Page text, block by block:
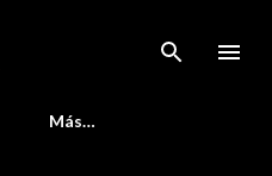
Más…